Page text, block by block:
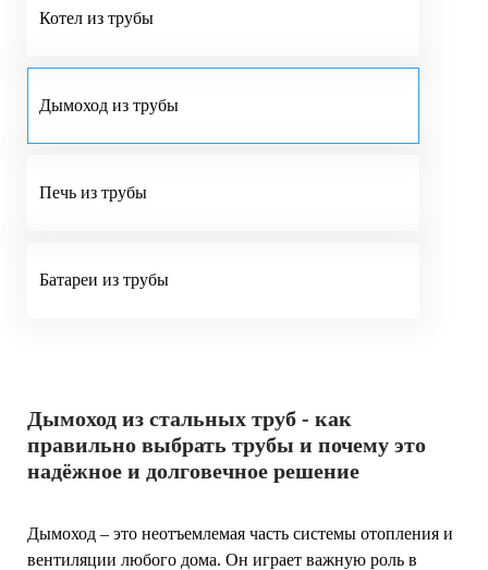
Котел из трубы
Дымоход из трубы
Печь из трубы
Батареи из трубы
Дымоход из стальных труб - как
правильно выбрать трубы и почему это
надёжное и долговечное решение
Дымоход – это неотъемлемая часть системы отопления и
вентиляции любого дома. Он играет важную роль в